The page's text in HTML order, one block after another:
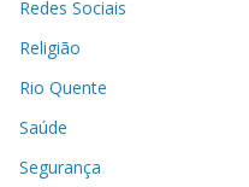
Redes Sociais
Religião
Rio Quente
Saúde
Segurança